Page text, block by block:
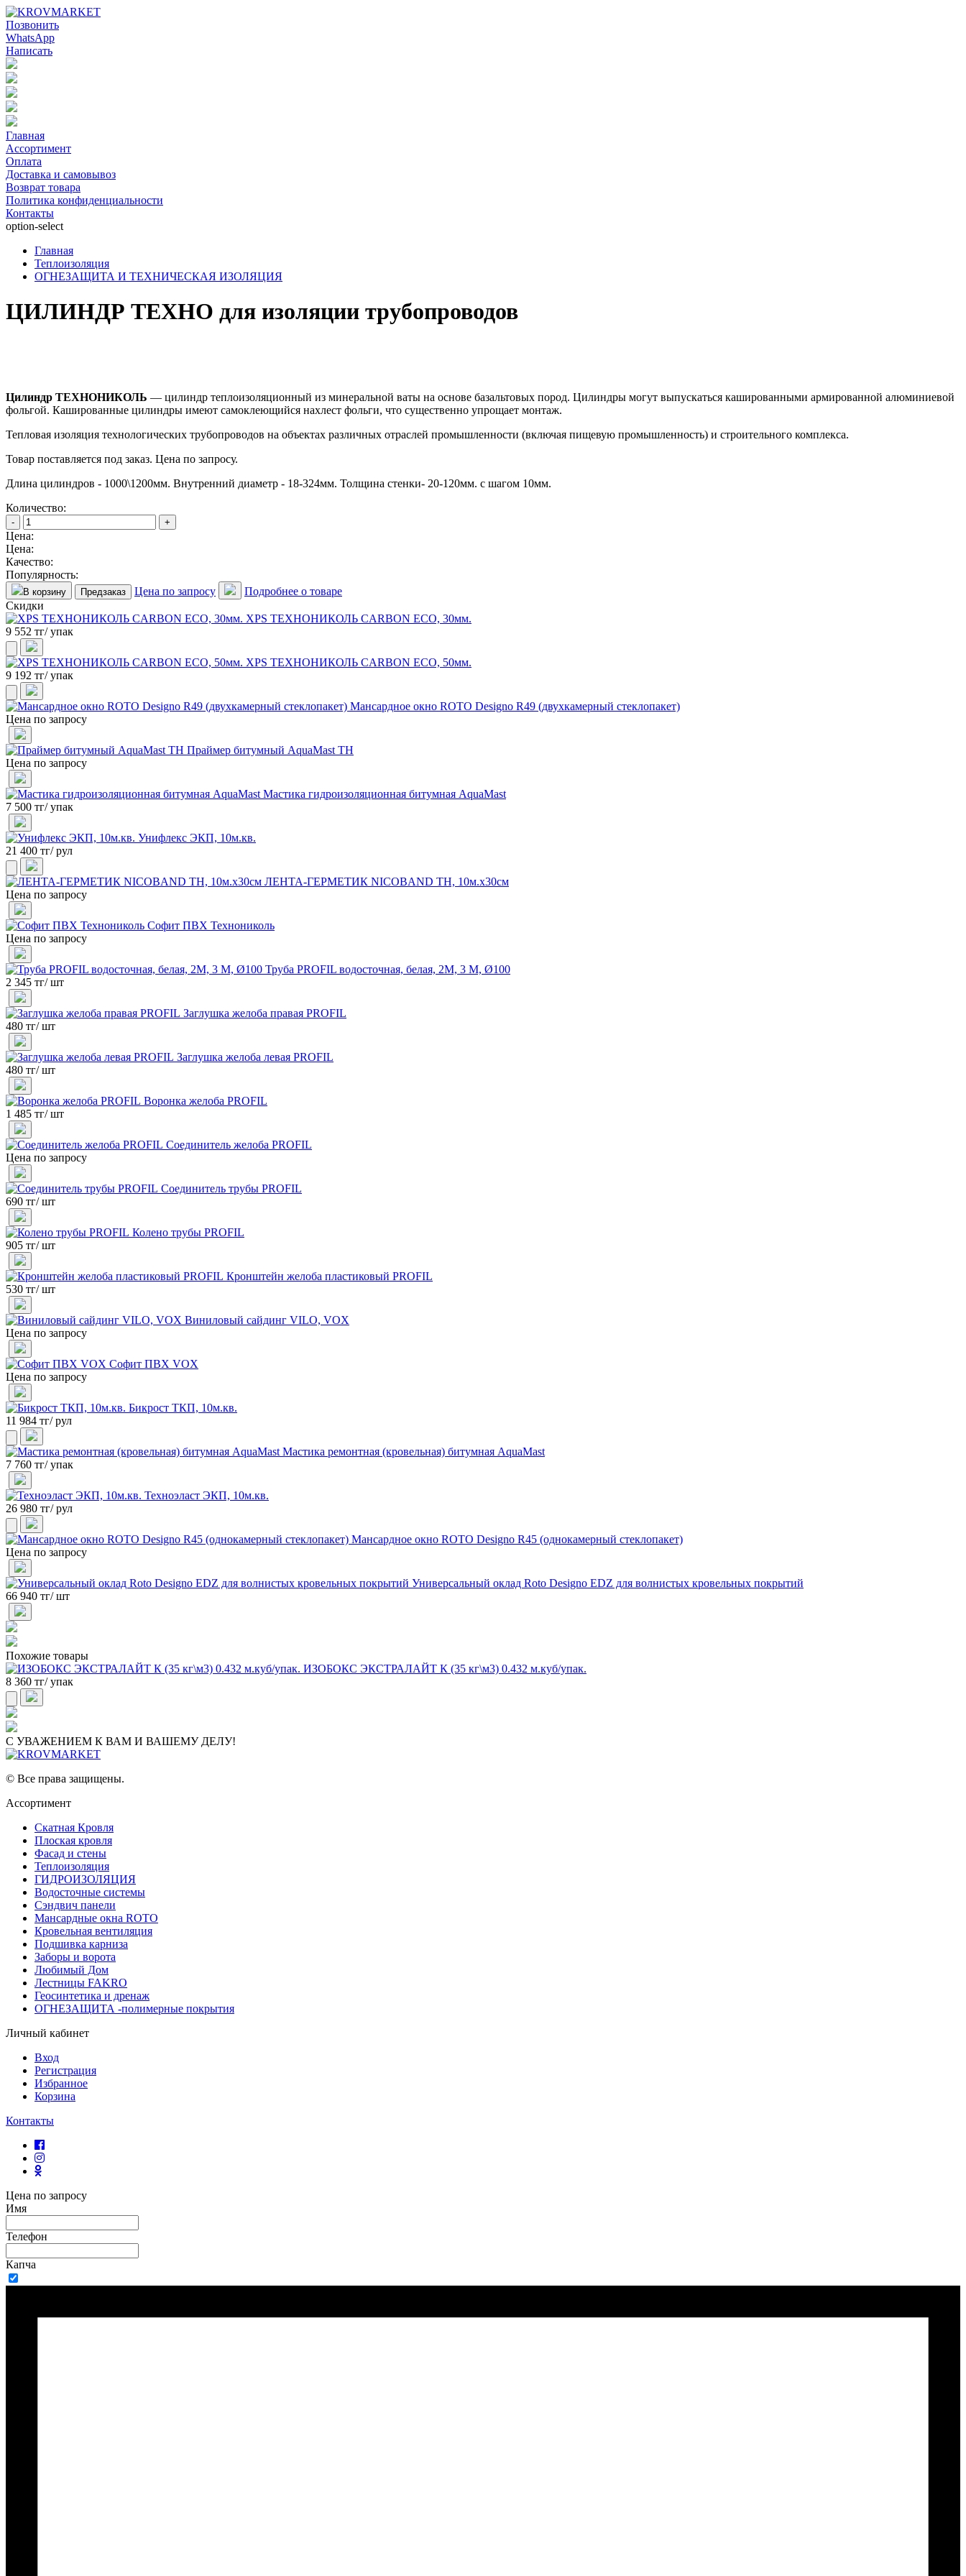
Позвонить
WhatsApp
Написать
Главная
Ассортимент
Оплата
Доставка и самовывоз
Возврат товара
Политика конфиденциальности
Контакты
option-select
Главная
Теплоизоляция
ОГНЕЗАЩИТА И ТЕХНИЧЕСКАЯ ИЗОЛЯЦИЯ
ЦИЛИНДР ТЕХНО для изоляции трубопроводов
Цилиндр ТЕХНОНИКОЛЬ — цилиндр теплоизоляционный из минеральной ваты на основе базальтовых пород. Цилиндры могут выпускаться кашированными армированной алюминиевой
фольгой. Кашированные цилиндры имеют самоклеющийся нахлест фольги, что существенно упрощает монтаж.
Тепловая изоляция технологических трубопроводов на объектах различных отраслей промышленности (включая пищевую промышленность) и строительного комплекса.
Товар поставляется под заказ. Цена по запросу.
Длина цилиндров - 1000\1200мм. Внутренний диаметр - 18-324мм. Толщина стенки- 20-120мм. с шагом 10мм.
Количество:
- +
Цена:
Цена:
Качество:
Популярность:
В корзину Предзаказ Цена по запросу
Подробнее о товаре
Скидки
XPS ТЕХНОНИКОЛЬ CARBON ECO, 30мм.
9 552 тг/ упак
XPS ТЕХНОНИКОЛЬ CARBON ECO, 50мм.
9 192 тг/ упак
Мансардное окно ROTO Designo R49 (двухкамерный стеклопакет)
Цена по запросу
Праймер битумный AquaMast ТН
Цена по запросу
Мастика гидроизоляционная битумная AquaMast
7 500 тг/ упак
Унифлекс ЭКП, 10м.кв.
21 400 тг/ рул
ЛЕНТА-ГЕРМЕТИК NICOBAND ТН, 10м.х30см
Цена по запросу
Софит ПВХ Технониколь
Цена по запросу
Труба PROFIL водосточная, белая, 2М, 3 М, Ø100
2 345 тг/ шт
Заглушка желоба правая PROFIL
480 тг/ шт
Заглушка желоба левая PROFIL
480 тг/ шт
Воронка желоба PROFIL
1 485 тг/ шт
Соединитель желоба PROFIL
Цена по запросу
Соединитель трубы PROFIL
690 тг/ шт
Колено трубы PROFIL
905 тг/ шт
Кронштейн желоба пластиковый PROFIL
530 тг/ шт
Виниловый сайдинг VILO, VOX
Цена по запросу
Софит ПВХ VOX
Цена по запросу
Бикрост ТКП, 10м.кв.
11 984 тг/ рул
Мастика ремонтная (кровельная) битумная AquaMast
7 760 тг/ упак
Техноэласт ЭКП, 10м.кв.
26 980 тг/ рул
Мансардное окно ROTO Designo R45 (однокамерный стеклопакет)
Цена по запросу
Универсальный оклад Roto Designo EDZ для волнистых кровельных покрытий
66 940 тг/ шт
Похожие товары
ИЗОБОКС ЭКСТРАЛАЙТ К (35 кг\м3) 0.432 м.куб/упак.
8 360 тг/ упак
С УВАЖЕНИЕМ К ВАМ И ВАШЕМУ ДЕЛУ!
© Все права защищены.
Ассортимент
Скатная Кровля
Плоская кровля
Фасад и стены
Теплоизоляция
ГИДРОИЗОЛЯЦИЯ
Водосточные системы
Сэндвич панели
Мансардные окна ROTO
Кровельная вентиляция
Подшивка карниза
Заборы и ворота
Любимый Дом
Лестницы FAKRO
Геосинтетика и дренаж
ОГНЕЗАЩИТА -полимерные покрытия
Личный кабинет
Вход
Регистрация
Избранное
Корзина
Контакты
Цена по запросу
Имя
Телефон
Капча